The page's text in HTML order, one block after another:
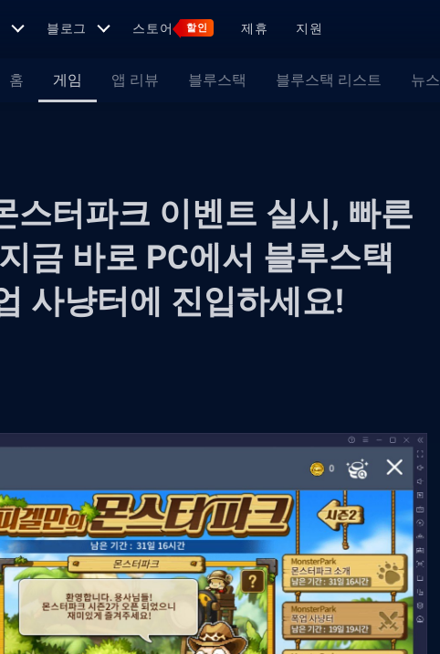
블로그 스토어 할인 제휴 지원
홈 게임 앱 리뷰 블루스택 블루스택 리스트 뉴스
스터파크 이벤트 실시, 빠른
금 바로 PC에서 블루스택
사냥터에 진입하세요!